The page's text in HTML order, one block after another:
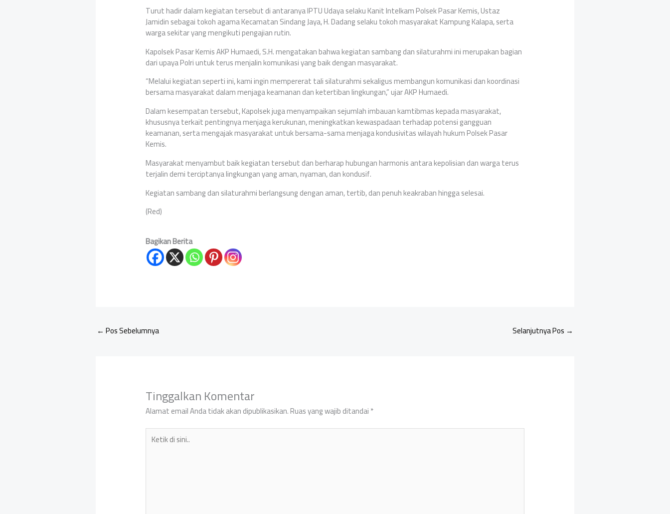
Turut hadir dalam kegiatan tersebut di antaranya IPTU Udaya selaku Kanit Intelkam Polsek Pasar Kemis, Ustaz
Jamidin sebagai tokoh agama Kecamatan Sindang Jaya, H. Dadang selaku tokoh masyarakat Kampung Kalapa, serta
warga sekitar yang mengikuti pengajian rutin.
Kapolsek Pasar Kemis AKP Humaedi, S.H. mengatakan bahwa kegiatan sambang dan silaturahmi ini merupakan bagian
dari upaya Polri untuk terus menjalin komunikasi yang baik dengan masyarakat.
“Melalui kegiatan seperti ini, kami ingin mempererat tali silaturahmi sekaligus membangun komunikasi dan koordinasi
bersama masyarakat dalam menjaga keamanan dan ketertiban lingkungan,” ujar AKP Humaedi.
Dalam kesempatan tersebut, Kapolsek juga menyampaikan sejumlah imbauan kamtibmas kepada masyarakat,
khususnya terkait pentingnya menjaga kerukunan, meningkatkan kewaspadaan terhadap potensi gangguan
keamanan, serta mengajak masyarakat untuk bersama-sama menjaga kondusivitas wilayah hukum Polsek Pasar
Kemis.
Masyarakat menyambut baik kegiatan tersebut dan berharap hubungan harmonis antara kepolisian dan warga terus
terjalin demi terciptanya lingkungan yang aman, nyaman, dan kondusif.
Kegiatan sambang dan silaturahmi berlangsung dengan aman, tertib, dan penuh keakraban hingga selesai.
(Red)
Bagikan Berita
← Pos Sebelumnya Selanjutnya Pos →
Tinggalkan Komentar
Alamat email Anda tidak akan dipublikasikan.Ruas yang wajib ditandai*
Ketik